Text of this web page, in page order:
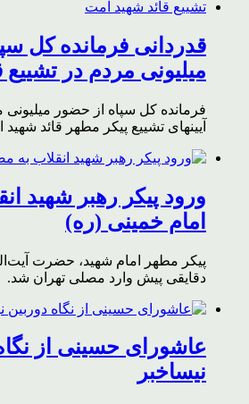
قدردانی فرمانده کل
میلیونی مردم در
فرمانده کل سپاه از حضور میلیونی
آیینهای تشییع پیکر مطهر قائد
ورود پیکر رهبر شهید
امام خمینی (ره)
پیکر مطهر امام شهید،‌ حضرت
دقایقی پیش وارد مصلی تهران شد.
عاشورای حسینی از
نیساخبر